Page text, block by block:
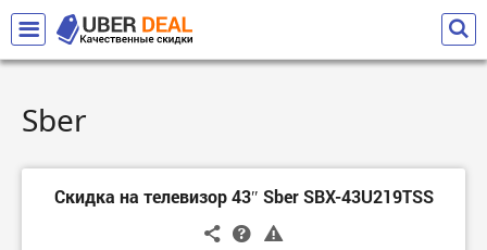
Sber
Скидка на телевизор 43″ Sber SBX-43U219TSS